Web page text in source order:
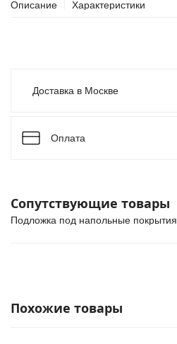
Описание Характеристики
Доставка в Москве
Оплата
Сопутствующие товары
Подложка под напольные покрытия
Похожие товары